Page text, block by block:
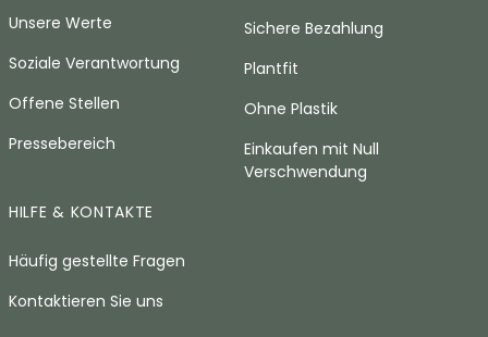
Unsere Werte
Soziale Verantwortung
Offene Stellen
Pressebereich
Sichere Bezahlung
Plantfit
Ohne Plastik
Einkaufen mit Null
Verschwendung
HILFE & KONTAKTE
Häufig gestellte Fragen
Kontaktieren Sie uns